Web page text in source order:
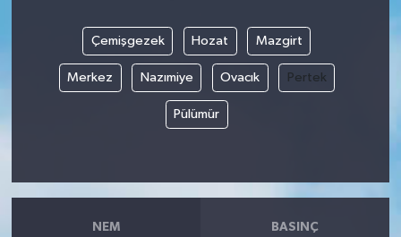
Çemişgezek Hozat Mazgirt
Merkez Nazımiye Ovacık Pertek
Pülümür
NEM BASINÇ